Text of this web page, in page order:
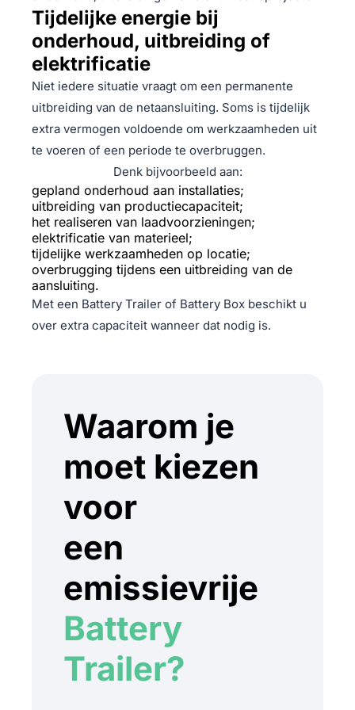
Tijdelijke energie bij
onderhoud, uitbreiding of
elektrificatie
Niet iedere situatie vraagt om een permanente
uitbreiding van de netaansluiting. Soms is tijdelijk
extra vermogen voldoende om werkzaamheden uit
te voeren of een periode te overbruggen.
Denk bijvoorbeeld aan:
gepland onderhoud aan installaties;
uitbreiding van productiecapaciteit;
het realiseren van laadvoorzieningen;
elektrificatie van materieel;
tijdelijke werkzaamheden op locatie;
overbrugging tijdens een uitbreiding van de
aansluiting.
Met een Battery Trailer of Battery Box beschikt u
over extra capaciteit wanneer dat nodig is.
Waarom je
moet kiezen
voor
een
emissievrije
Battery
Trailer?